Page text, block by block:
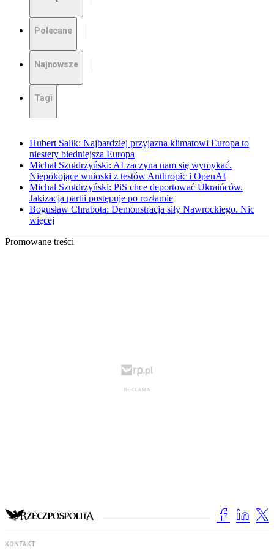
Polecane
Najnowsze
Tagi
Hubert Salik: Najbardziej przyjazna klimatowi Europa to
niestety biedniejsza Europa
Michał Szułdrzyński: AI zaczyna nam się wymykać.
Niepokojące wnioski z testów Anthropic i OpenAI
Michał Szułdrzyński: PiS chce deportować Ukraińców.
Jakizacja partii postępuje po rozłamie
Bogusław Chrabota: Demonstracja siły Nawrockiego. Nic
więcej
Promowane treści
KONTAKT